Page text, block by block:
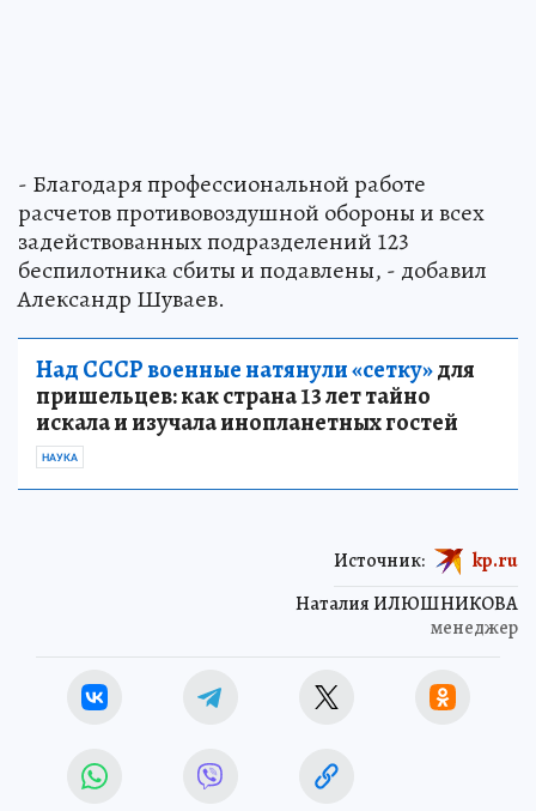
- Благодаря профессиональной работе
расчетов противовоздушной обороны и всех
задействованных подразделений 123
беспилотника сбиты и подавлены, - добавил
Александр Шуваев.
Над СССР военные натянули «сетку»для
пришельцев: как страна 13 лет тайно
искала и изучала инопланетных гостей
НАУКА
Наталия ИЛЮШНИКОВА
менеджер
Источник: kp.ru